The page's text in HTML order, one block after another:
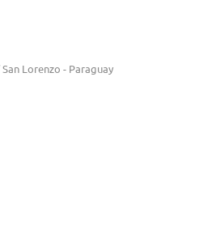
Lorenzo - Paraguay